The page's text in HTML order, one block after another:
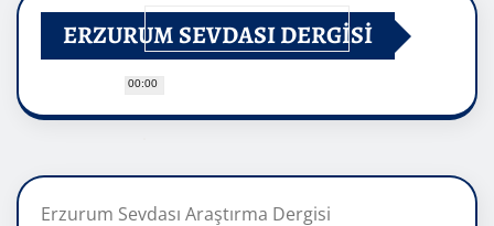
00:00
ERZURUM SEVDASI DERGİSİ
Erzurum Sevdası Araştırma Dergisi